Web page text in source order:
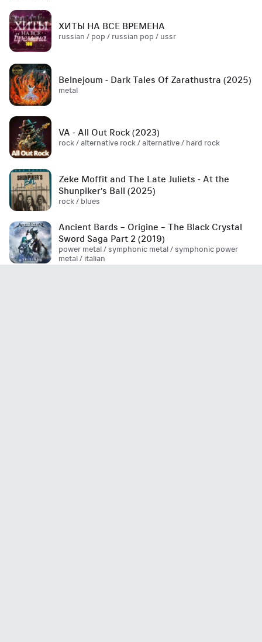
ХИТЫ НА ВСЕ ВРЕМЕНА
russian / pop / russian pop / ussr
Belnejoum - Dark Tales Of Zarathustra (2025)
metal
VA - All Out Rock (2023)
rock / alternative rock / alternative / hard rock
Zeke Moffit and The Late Juliets - At the
Shunpiker's Ball (2025)
rock / blues
Ancient Bards – Origine – The Black Crystal
Sword Saga Part 2 (2019)
power metal / symphonic metal / symphonic power
metal / italian